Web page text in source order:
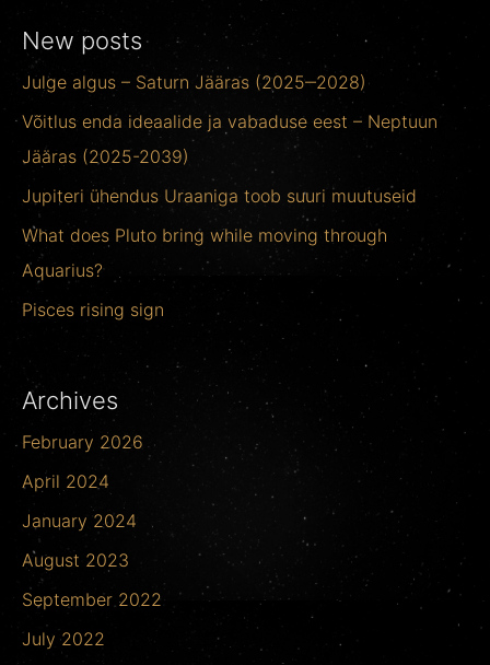
r
c
h
o
New posts
Julge algus – Saturn Jääras (2025‒2028)
Võitlus enda ideaalide ja vabaduse eest – Neptuun
Jääras (2025-2039)
Jupiteri ühendus Uraaniga toob suuri muutuseid
What does Pluto bring while moving through
Aquarius?
Pisces rising sign
Archives
February 2026
April 2024
January 2024
August 2023
September 2022
July 2022